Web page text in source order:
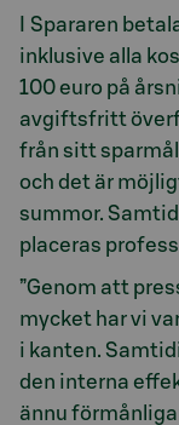
I Spararen
inklusive alla
100 euro på
avgiftsfritt
från sitt
och det är
summor.
placeras
”Genom att
mycket har vi
i kanten.
den interna
ännu